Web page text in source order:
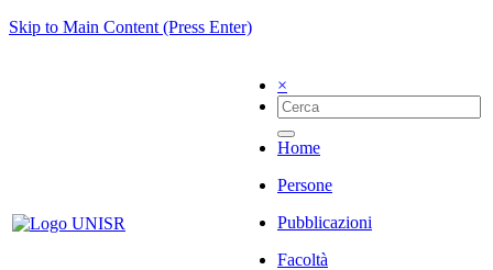
Skip to Main Content (Press Enter)
×
Home
Persone
Pubblicazioni
Facoltà